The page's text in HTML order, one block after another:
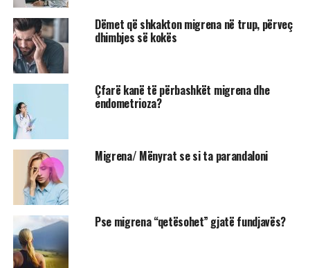
Dëmet që shkakton migrena në trup, përveç
dhimbjes së kokës
Çfarë kanë të përbashkët migrena dhe
endometrioza?
Migrena/ Mënyrat se si ta parandaloni
Pse migrena “qetësohet” gjatë fundjavës?